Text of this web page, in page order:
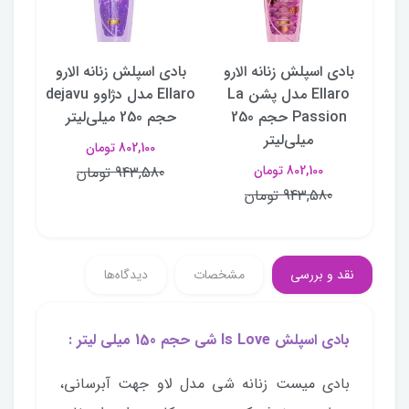
بادی اسپلش زنانه الارو
Ellaro مدل پشن La
Passion حجم 250
میلی‌لیتر
802,100 تومان
943,580 تومان
بادی اسپلش زنانه الارو
Ellaro مدل دژاوو dejavu
حجم 250 میلی‌لیتر
802,100 تومان
943,580 تومان
نقد و بررسی مشخصات دیدگاه‌ها
بادی اسپلش Is Love شی حجم 150 میلی لیتر :
بادی میست زنانه شی مدل لاو جهت آبرسانی،